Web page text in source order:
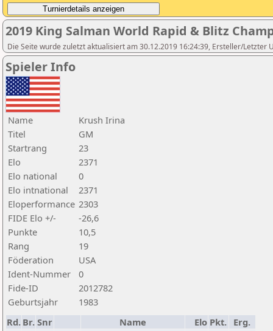
2019 King Salman World Rapid & Blitz
Die Seite wurde zuletzt aktualisiert am 30.12.2019 16:24:39, Ersteller/Letzter
Spieler Info
Name
Krush Irina
Titel
GM
Startrang
23
Elo
2371
Elo national
0
Elo intnational
2371
Eloperformance 2303
FIDE Elo +/-
-26,6
Punkte
10,5
Rang
19
Föderation
USA
Ident-Nummer
0
Fide-ID
2012782
Geburtsjahr
1983
Rd. Br. Snr Name Elo Pkt. Erg.